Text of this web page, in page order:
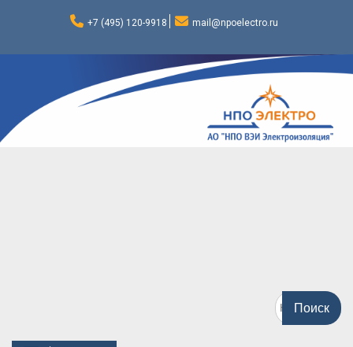
+7 (495) 120-9918 mail@npoelectro.ru
Поиск
по: